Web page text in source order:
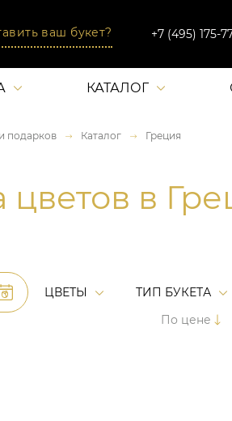
ваш букет? +7 (495) 175-
КАТАЛОГ
подарков Каталог Греция
цветов в
ЦВЕТЫ ТИП БУКЕТА
По цене